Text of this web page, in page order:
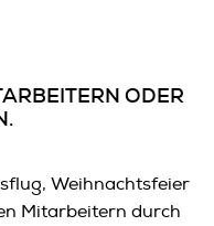
ODER
Weihnachtsfeier
Mitarbeitern durch